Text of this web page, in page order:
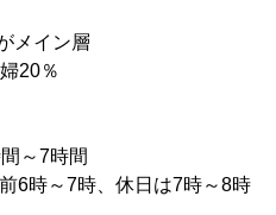
メイン層
20％
～7時間
6時～7時、休日は7時～8時